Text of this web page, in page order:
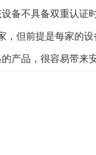
备不具备双重认证
，但前提是每家的
产品，很容易带来